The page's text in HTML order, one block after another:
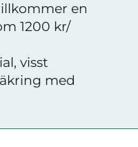
en
1200 kr/
visst
med